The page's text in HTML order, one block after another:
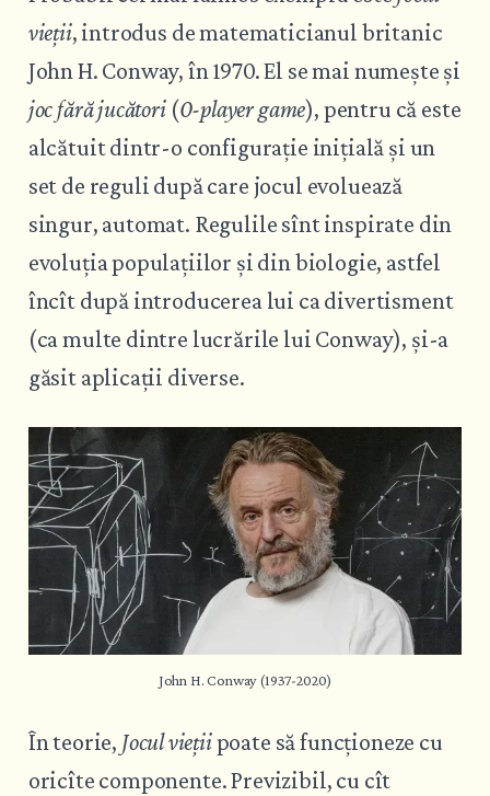
vieții, introdus de matematicianul britanic
John H. Conway, în 1970. El se mai numește și
joc fără jucători(0-player game), pentru că este
alcătuit dintr-o configurație inițială și un
set de reguli după care jocul evoluează
singur, automat. Regulile sînt inspirate din
evoluția populațiilor și din biologie, astfel
încît după introducerea lui ca divertisment
(ca multe dintre lucrările lui Conway), și-a
găsit aplicații diverse.
John H. Conway (1937-2020)
În teorie, Jocul viețiipoate să funcționeze cu
oricîte componente. Previzibil, cu cît